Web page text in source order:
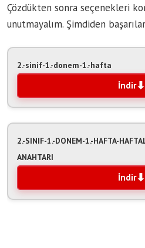
Çözdükten sonra seçenekleri
unutmayalım. Şimdiden
2.-sinif-1.-donem-1.-hafta
İndir
2.-SINIF-1.-DONEM-1.-HAFTA-
ANAHTARI
İndir